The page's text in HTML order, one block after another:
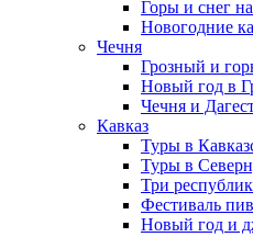
Горы и снег
Новогодние
Чечня
Грозный и
Новый год в
Чечня и
Кавказ
Туры в
Туры в
Три
Фестиваль
Новый год и